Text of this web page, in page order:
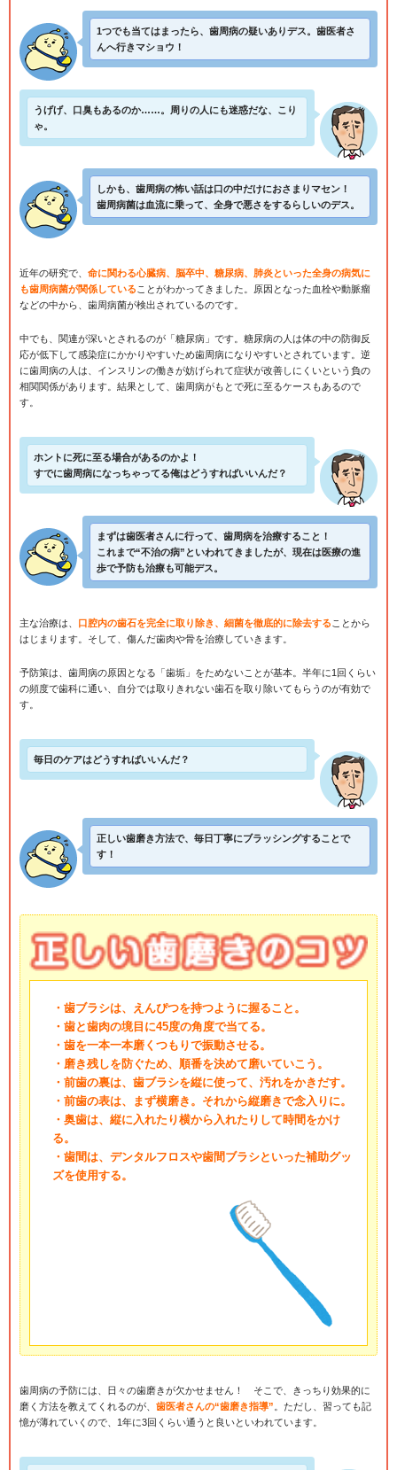
1つでも当てはまったら、歯周病の疑いありデス。歯医者さ
んへ行きマショウ！
うげげ、口臭もあるのか……。周りの人にも迷惑だな、こり
ゃ。
しかも、歯周病の怖い話は口の中だけにおさまりマセン！
歯周病菌は血流に乗って、全身で悪さをするらしいのデス。
近年の研究で、 命に関わる心臓病、脳卒中、糖尿病、肺炎といった全身の病気に
も歯周病菌が関係していることがわかってきました。原因となった血栓や動脈瘤
などの中から、歯周病菌が検出されているのです。
中でも、関連が深いとされるのが「糖尿病」です。糖尿病の人は体の中の防御反
応が低下して感染症にかかりやすいため歯周病になりやすいとされています。逆
に歯周病の人は、インスリンの働きが妨げられて症状が改善しにくいという負の
相関関係があります。結果として、歯周病がもとで死に至るケースもあるので
す。
ホントに死に至る場合があるのかよ！
すでに歯周病になっちゃってる俺はどうすればいいんだ？
まずは歯医者さんに行って、歯周病を治療すること！
これまで“不治の病”といわれてきましたが、現在は医療の進
歩で予防も治療も可能デス。
主な治療は、 口腔内の歯石を完全に取り除き、細菌を徹底的に除去することから
はじまります。そして、傷んだ歯肉や骨を治療していきます。
予防策は、歯周病の原因となる「歯垢」をためないことが基本。半年に1回くらい
の頻度で歯科に通い、自分では取りきれない歯石を取り除いてもらうのが有効で
す。
毎日のケアはどうすればいいんだ？
正しい歯磨き方法で、毎日丁寧にブラッシングすることで
す！
・歯ブラシは、えんぴつを持つように握ること。
・歯と歯肉の境目に45度の角度で当てる。
・歯を一本一本磨くつもりで振動させる。
・磨き残しを防ぐため、順番を決めて磨いていこう。
・前歯の裏は、歯ブラシを縦に使って、汚れをかきだす。
・前歯の表は、まず横磨き。それから縦磨きで念入りに。
・奥歯は、縦に入れたり横から入れたりして時間をかけ
る。
・歯間は、デンタルフロスや歯間ブラシといった補助グッ
ズを使用する。
歯周病の予防には、日々の歯磨きが欠かせません！ そこで、きっちり効果的に
磨く方法を教えてくれるのが、 歯医者さんの“歯磨き指導” 。ただし、習っても記
憶が薄れていくので、1年に3回くらい通うと良いといわれています。